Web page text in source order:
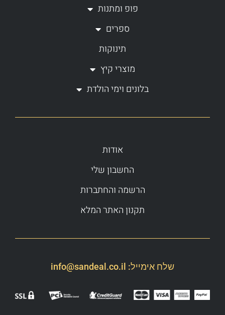
f
פופ ומתנות
ספרים
תינוקות
מוצרי קיץ
בלונים וימי הולדת
אודות
החשבון שלי
הרשמה והחתברות
תקנון האתר המלא
שלח אימייל: info@sandeal.co.il